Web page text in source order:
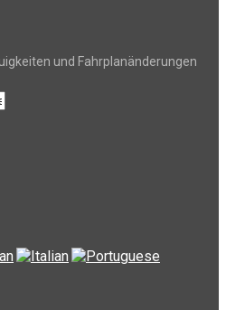
und Fahrplanänderungen